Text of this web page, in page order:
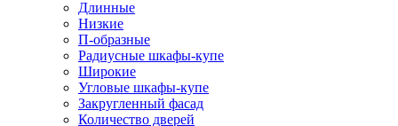
Длинные
Низкие
П-образные
Радиусные шкафы-купе
Широкие
Угловые шкафы-купе
Закругленный фасад
Количество дверей